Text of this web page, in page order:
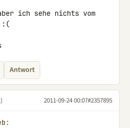
ich sehe nichts vom
:(
Antwort
2011-09-24 00:07#2357895